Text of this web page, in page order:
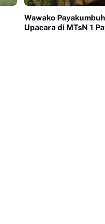
Wawako
Upacara di MTsN 1